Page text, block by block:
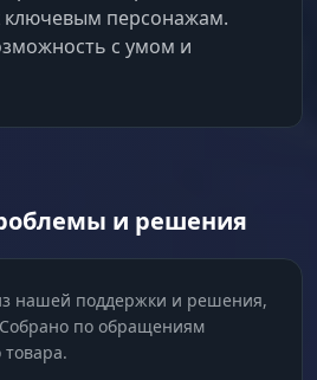
ключевым персонажам.
с умом и
и решения
нашей поддержки и решения,
по обращениям
товара.